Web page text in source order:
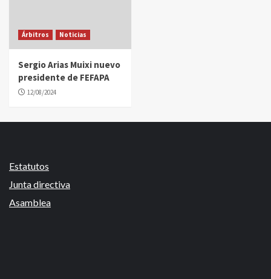
Árbitros Noticias
Sergio Arias Muixi nuevo
presidente de FEFAPA
12/08/2024
Estatutos
Junta directiva
Asamblea